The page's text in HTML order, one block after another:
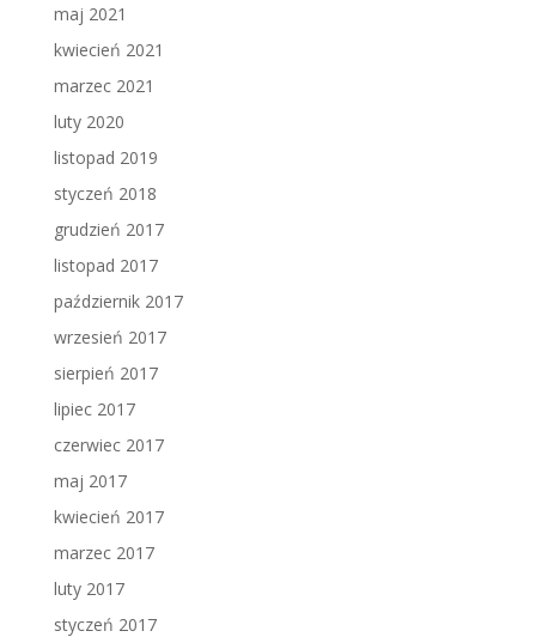
maj 2021
kwiecień 2021
marzec 2021
luty 2020
listopad 2019
styczeń 2018
grudzień 2017
listopad 2017
październik 2017
wrzesień 2017
sierpień 2017
lipiec 2017
czerwiec 2017
maj 2017
kwiecień 2017
marzec 2017
luty 2017
styczeń 2017